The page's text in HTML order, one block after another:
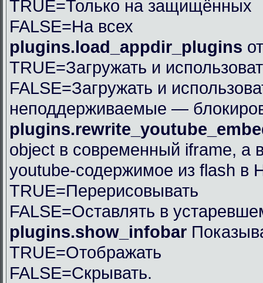
TRUE=Только на защищённых
FALSE=На всех
plugins.load_appdir_plugins
TRUE=Загружать и
FALSE=Загружать и
неподдерживаемые —
object в современный iframe, а
youtube-содержимое из flash в
TRUE=Перерисовывать
FALSE=Оставлять в
plugins.show_infobar
TRUE=Отображать
FALSE=Скрывать.